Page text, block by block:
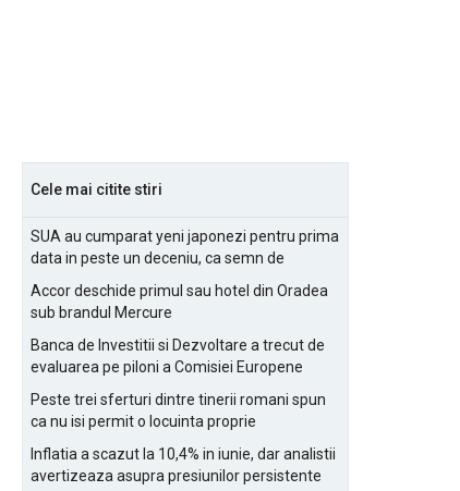
Cele mai citite stiri
SUA au cumparat yeni japonezi pentru prima
data in peste un deceniu, ca semn de
Accor deschide primul sau hotel din Oradea
sub brandul Mercure
Banca de Investitii si Dezvoltare a trecut de
evaluarea pe piloni a Comisiei Europene
Peste trei sferturi dintre tinerii romani spun
ca nu isi permit o locuinta proprie
Inflatia a scazut la 10,4% in iunie, dar analistii
avertizeaza asupra presiunilor persistente